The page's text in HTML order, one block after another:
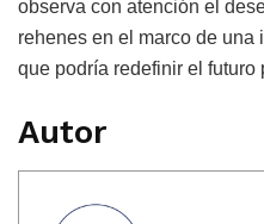
observa con atención el
rehenes en el marco de una
que podría redefinir el futuro
Autor